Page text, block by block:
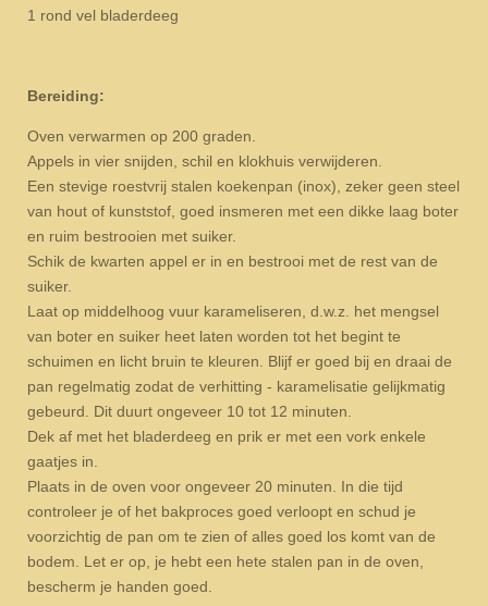
1 rond vel bladerdeeg
Bereiding:
Oven verwarmen op 200 graden.
Appels in vier snijden, schil en klokhuis verwijderen.
Een stevige roestvrij stalen koekenpan (inox), zeker geen steel
van hout of kunststof, goed insmeren met een dikke laag boter
en ruim bestrooien met suiker.
Schik de kwarten appel er in en bestrooi met de rest van de
suiker.
Laat op middelhoog vuur karameliseren, d.w.z. het mengsel
van boter en suiker heet laten worden tot het begint te
schuimen en licht bruin te kleuren. Blijf er goed bij en draai de
pan regelmatig zodat de verhitting - karamelisatie gelijkmatig
gebeurd. Dit duurt ongeveer 10 tot 12 minuten.
Dek af met het bladerdeeg en prik er met een vork enkele
gaatjes in.
Plaats in de oven voor ongeveer 20 minuten. In die tijd
controleer je of het bakproces goed verloopt en schud je
voorzichtig de pan om te zien of alles goed los komt van de
bodem. Let er op, je hebt een hete stalen pan in de oven,
bescherm je handen goed.